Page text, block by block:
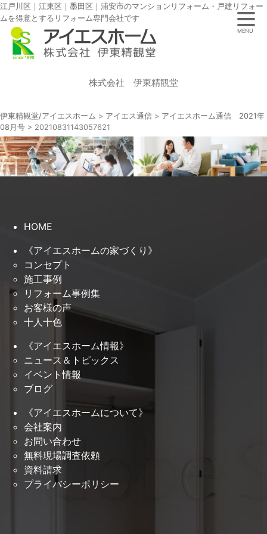
江戸川区｜江東区｜墨田区｜浦安市のマンションリフォーム・戸建リフォー
ムを得意とするリフォーム専門会社です
株式会社 伊東精観堂
伊東精観堂/アイエスホーム > アイエス通信 > アイエスホーム通信 2021年
08月号 > 20210831143057621
MENU
HOME
《アイエスホームの家づくり》
コンセプト
施工事例
リフォーム事例集
お客様の声
十人十色
《アイエスホーム情報》
ニュース＆トピックス
イベント情報
ブログ
《アイエスホームについて》
会社案内
お問い合わせ
無料現場調査依頼
資料請求
プライバシーポリシー